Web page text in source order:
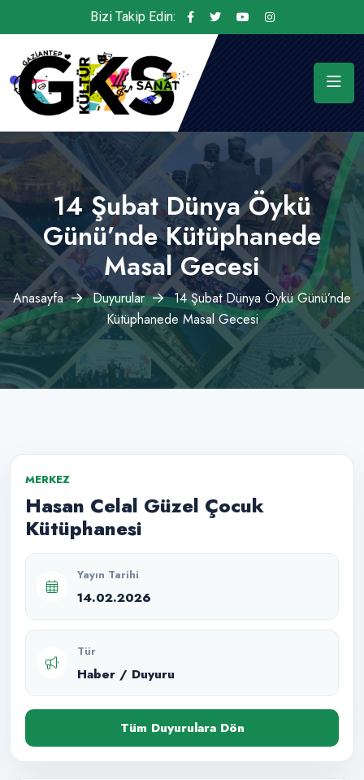
Bizi Takip Edin:
14 Şubat Dünya Öykü
Günü’nde Kütüphanede
Masal Gecesi
Anasayfa Duyurular
14 Şubat Dünya Öykü Günü’nde
Kütüphanede Masal Gecesi
MERKEZ
Hasan Celal Güzel Çocuk
Kütüphanesi
Yayın Tarihi
14.02.2026
Tür
Haber / Duyuru
Tüm Duyurulara Dön